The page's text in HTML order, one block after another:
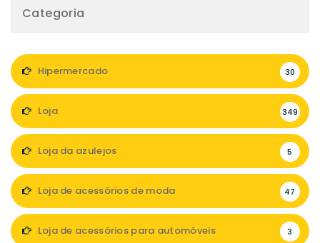
Categoria
Hipermercado 30
Loja 349
Loja da azulejos 5
Loja de acessórios de moda 47
Loja de acessórios para automóveis 3